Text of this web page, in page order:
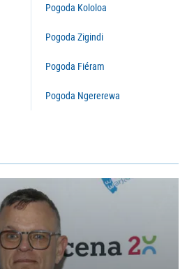
Pogoda Kololoa
Pogoda Zigindi
Pogoda Fiéram
Pogoda Ngererewa